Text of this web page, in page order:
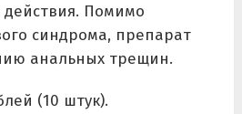
Помимо
синдрома, препарат
анальных трещин.
(10 штук).